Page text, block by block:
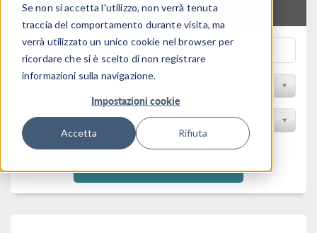
Se non si accetta l'utilizzo, non verrà tenuta
traccia del comportamento durante visita, ma
verrà utilizzato un unico cookie nel browser per
ricordare che si è scelto di non registrare
informazioni sulla navigazione.
Impostazioni cookie
Accetta Rifiuta
RICERCA RAPIDA
Filtra per Prodotto
Filtra